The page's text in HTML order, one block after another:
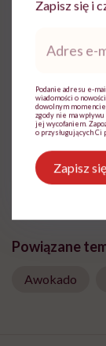
Udostępnij
Powiązane
Awokado
Zapisz się i
*
Podanie adresu e-
wiadomości o
dowolnym
zgody nie ma
jej wycofaniem.
o przysługujących Ci
Zapisz się